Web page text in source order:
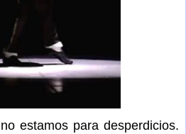
estamos para desperdicios.